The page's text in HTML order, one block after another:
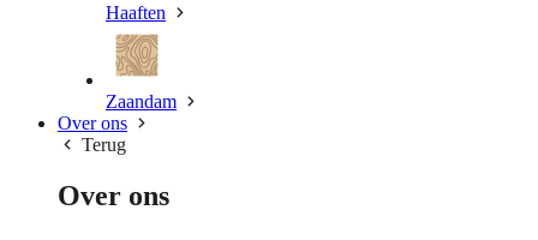
Haaften
Zaandam
Over ons
Terug
Over ons